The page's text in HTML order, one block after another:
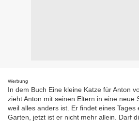
Werbung
In dem Buch Eine kleine Katze für Anton
zieht Anton mit seinen Eltern in eine neue
weil alles anders ist. Er findet eines Tages
Garten, jetzt ist er nicht mehr allein. Darf